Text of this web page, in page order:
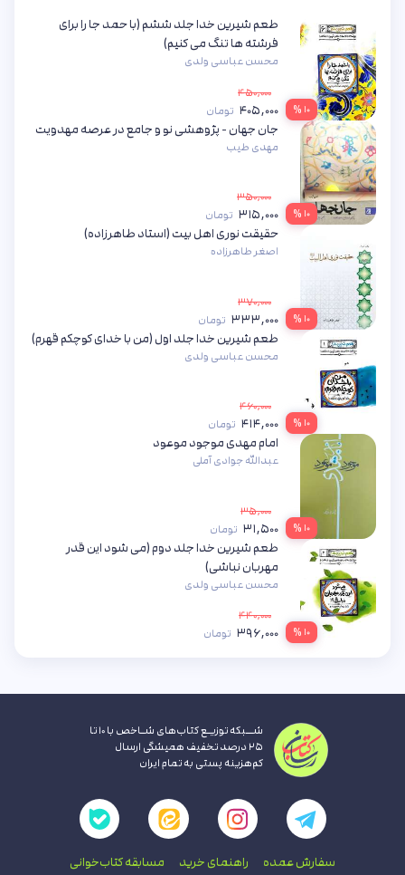
۱۰ %
طعم شیرین خدا جلد ششم (با حمد جا را برای
فرشته ها تنگ می کنیم)
محسن عباسی ولدی
۴۵۰,۰۰۰
۴۰۵,۰۰۰ تومان
۱۰ %
جان جهان - پژوهشی نو و جامع در عرصه مهدویت
مهدی طیب
۳۵۰,۰۰۰
۳۱۵,۰۰۰ تومان
۱۰ %
حقیقت نوری اهل بیت (استاد طاهرزاده)
اصغر طاهرزاده
۳۷۰,۰۰۰
۳۳۳,۰۰۰ تومان
۱۰ %
طعم شیرین خدا جلد اول (من با خدای کوچکم قهرم)
محسن عباسی ولدی
۴۶۰,۰۰۰
۴۱۴,۰۰۰ تومان
۱۰ %
امام مهدی موجود موعود
عبدالله جوادی آملی
۳۵,۰۰۰
۳۱,۵۰۰ تومان
۱۰ %
طعم شیرین خدا جلد دوم (می شود این قدر
مهربان نباشی)
محسن عباسی ولدی
۴۴۰,۰۰۰
۳۹۶,۰۰۰ تومان
شــبکه توزیـع کتاب‌های شـاخص با ۱۰ تا
۲۵ درصد تخفیف همیشگی ارسال
کم‌هزینه پستی به تمام ایران
سفارش عمده راهنمای‌ خرید مسابقه کتاب‌خوانی